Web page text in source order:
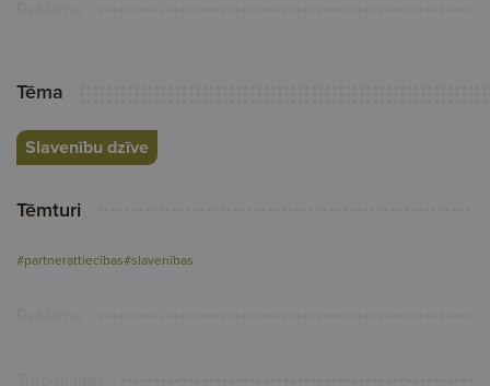
Tēma
Slavenību dzīve
Tēmturi
#partnerattiecības#slavenības